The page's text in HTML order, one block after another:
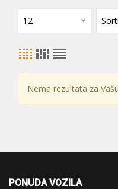
12
Nema rezultata za
PONUDA VOZILA